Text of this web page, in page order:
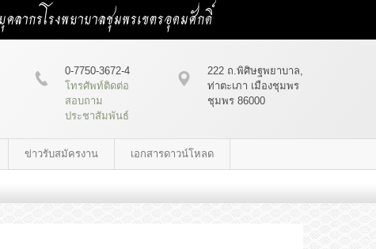
ากรโรงพยาบาลชุมพรเขตรอุดมศักดิ์
222 ถ.พิศิษฐพยาบาล,
ท่าตะเภา เมืองชุมพร
ชุมพร 86000
0-7750-3672-4
โทรศัพท์ติดต่อ
สอบถาม
ประชาสัมพันธ์
ข่าวรับสมัครงาน เอกสารดาวน์โหลด